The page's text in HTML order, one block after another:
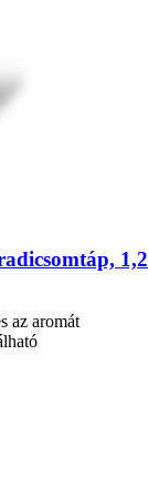
az aromát